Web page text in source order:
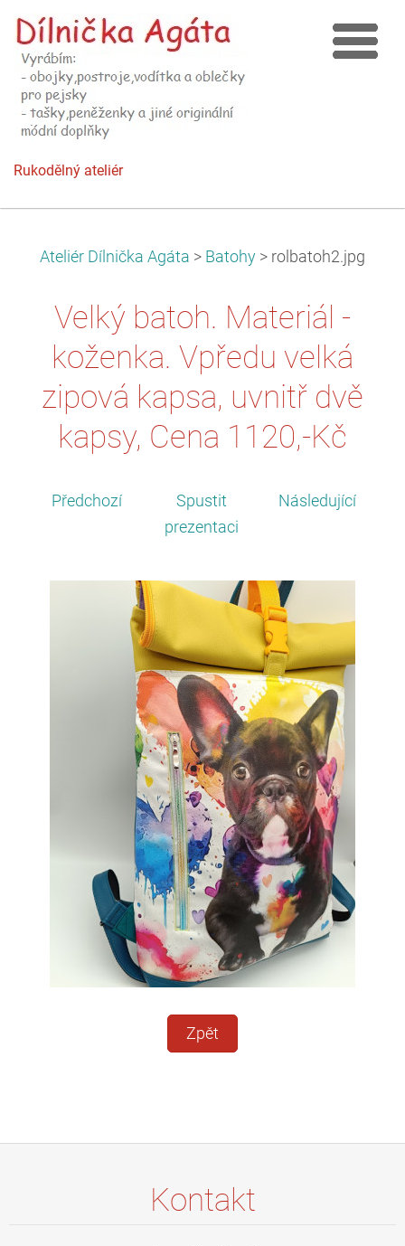
Rukodělný ateliér
Ateliér Dílnička Agáta > Batohy > rolbatoh2.jpg
Velký batoh. Materiál -
koženka. Vpředu velká
zipová kapsa, uvnitř dvě
kapsy, Cena 1120,-Kč
Předchozí
Spustit
prezentaci
Následující
Zpět
Kontakt